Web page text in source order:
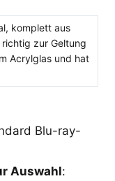
komplett aus
zur Geltung
Acrylglas und hat
Blu-ray-
Auswahl: